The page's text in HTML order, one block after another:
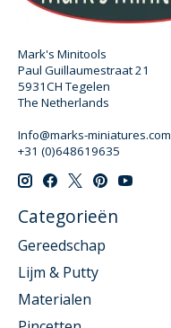
Mark's Minitools
Paul Guillaumestraat 21
5931CH Tegelen
The Netherlands
Info@marks-miniatures.com
+31 (0)648619635
Categorieën
Gereedschap
Lijm & Putty
Materialen